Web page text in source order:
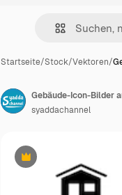
Startseite/Stock/Vektoren/
Premium
Gebäude-Icon-Bilder
syaddachannel